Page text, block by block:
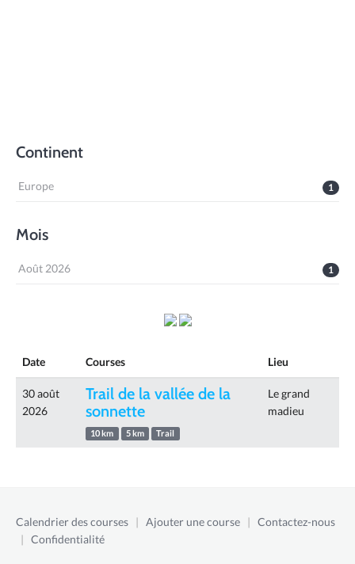
Continent
1
Europe
Mois
1
Août 2026
Date Courses Lieu
30 août
2026
Trail de la vallée de la
sonnette
10 km 5 km Trail
Le grand
madieu
Calendrier des courses | Ajouter une course | Contactez-nous
| Confidentialité